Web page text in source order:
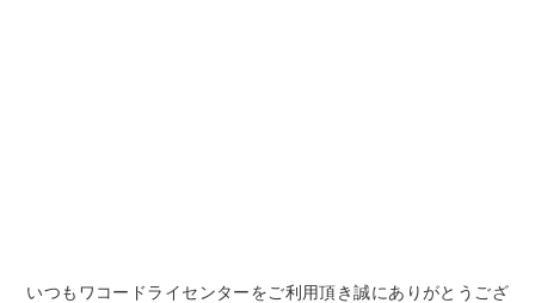
いつもワコードライセンターをご利用頂き誠にありがとうござ